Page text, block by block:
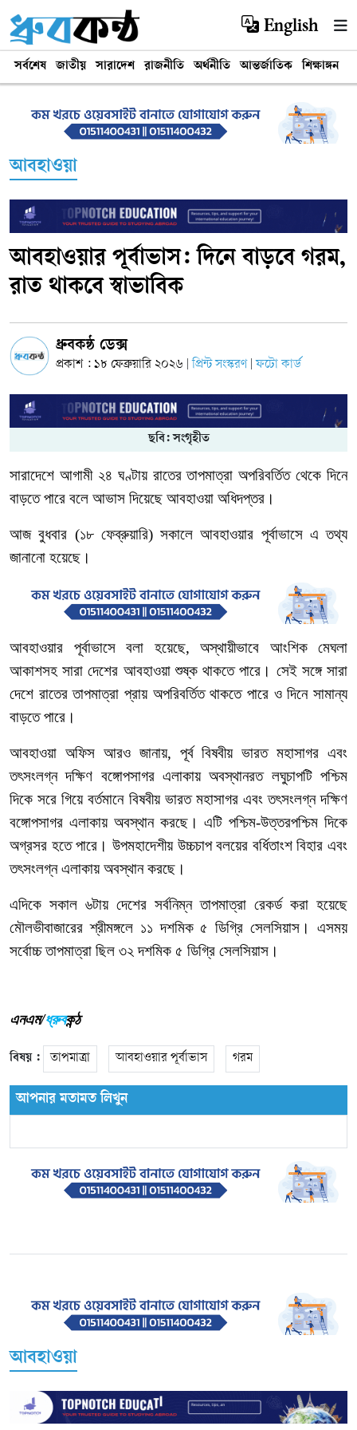
English
সর্বশেষ জাতীয় সারাদেশ রাজনীতি অর্থনীতি আন্তর্জাতিক শিক্ষাঙ্গন
আবহাওয়া
আবহাওয়ার পূর্বাভাস: দিনে বাড়বে গরম,
রাত থাকবে স্বাভাবিক
ধ্রুবকন্ঠ ডেক্স
প্রকাশ : ১৮ ফেব্রুয়ারি ২০২৬ প্রিন্ট সংস্করণ ফটো কার্ড
ছবি: সংগৃহীত
সারাদেশে আগামী ২৪ ঘণ্টায় রাতের তাপমাত্রা অপরিবর্তিত থেকে দিনে
বাড়তে পারে বলে আভাস দিয়েছে আবহাওয়া অধিদপ্তর।
আজবুধবার (১৮ ফেব্রুয়ারি) সকালে আবহাওয়ার পূর্বাভাসে এ তথ্য
জানানো হয়েছে।
আবহাওয়ার পূর্বাভাসে বলা হয়েছে, অস্থায়ীভাবে আংশিক
মেঘলা
আকাশসহ সারা দেশের আবহাওয়া শুষ্ক থাকতে পারে। সেই সঙ্গে সারা
দেশে রাতের তাপমাত্রা প্রায় অপরিবর্তিত থাকতে পারে ও দিনে সামান্য
বাড়তে পারে।
আবহাওয়া অফিসআরও জানায়, পূর্ব বিষবীয় ভারত মহাসাগর এবং
তৎসংলগ্ন দক্ষিণ বঙ্গোপসাগর এলাকায় অবস্থানরত লঘুচাপটি পশ্চিম
দিকে সরে গিয়ে বর্তমানে বিষবীয় ভারত মহাসাগর এবং তৎসংলগ্ন দক্ষিণ
বঙ্গোপসাগর এলাকায় অবস্থান করছে। এটি পশ্চিম-উত্তরপশ্চিম দিকে
অগ্রসর হতে পারে। উপমহাদেশীয় উচ্চচাপ বলয়ের বর্ধিতাংশ বিহার এবং
তৎসংলগ্ন এলাকায় অবস্থান করছে।
এদিকে সকাল ৬টায় দেশের সর্বনিম্ন তাপমাত্রা রেকর্ড করা হয়েছে
মৌলভীবাজারের শ্রীমঙ্গলে ১১ দশমিক ৫ ডিগ্রি সেলসিয়াস। এসময়
সর্বোচ্চ তাপমাত্রা ছিল ৩২ দশমিক ৫ ডিগ্রি সেলসিয়াস।
এনএম/ধ্রুবকন্ঠ
বিষয় : তাপমাত্রা আবহাওয়ার পূর্বাভাস গরম
আপনার মতামত লিখুন
আবহাওয়া